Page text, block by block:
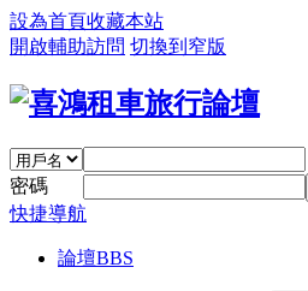
設為首頁收藏本站
開啟輔助訪問 切換到窄版
密碼
快捷導航
論壇BBS